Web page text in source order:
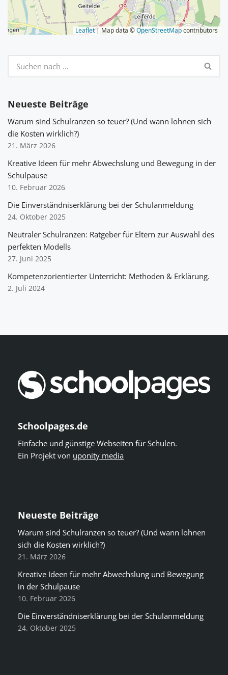
Leaflet| Map data ©OpenStreetMapcontributors
Neueste Beiträge
Warum sind Schulranzen so teuer? (Und wann lohnen sich
die Kosten wirklich?)
21. März 2026
Kreative Ideen für mehr Abwechslung und Bewegung in der
Schulpause
10. Februar 2026
Die Einverständniserklärung bei der Schulanmeldung
24. Oktober 2025
Neutraler Schulranzen: Ratgeber für Eltern zur Auswahl des
perfekten Modells
27. Juni 2025
Kompetenzorientierter Unterricht: Methoden & Erklärung.
2. Juli 2024
Schoolpages.de
Einfache und günstige Webseiten für Schulen.
Ein Projekt von uponity media
Neueste Beiträge
Warum sind Schulranzen so teuer? (Und wann lohnen
sich die Kosten wirklich?)
21. März 2026
Kreative Ideen für mehr Abwechslung und Bewegung
in der Schulpause
10. Februar 2026
Die Einverständniserklärung bei der Schulanmeldung
24. Oktober 2025